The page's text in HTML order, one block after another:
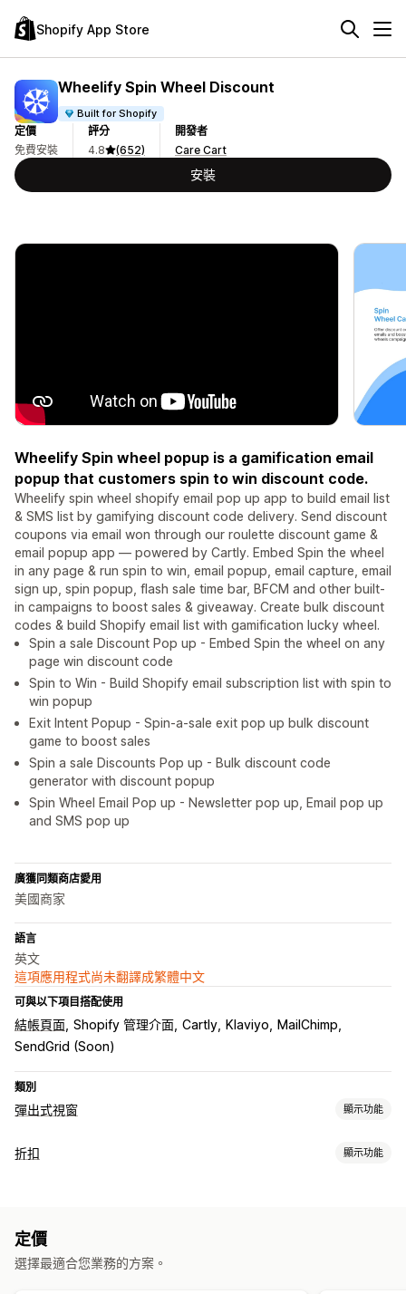
Shopify App Store
Wheelify Spin Wheel Discount
Built for Shopify
定價
免費安裝
評分
4.8
(652)
開發者
Care Cart
安裝
Wheelify Spin wheel popup is a gamification email
popup that customers spin to win discount code.
Wheelify spin wheel shopify email pop up app to build email list
& SMS list by gamifying discount code delivery. Send discount
coupons via email won through our roulette discount game &
email popup app — powered by Cartly. Embed Spin the wheel
in any page & run spin to win, email popup, email capture, email
sign up, spin popup, flash sale time bar, BFCM and other built-
in campaigns to boost sales & giveaway. Create bulk discount
codes & build Shopify email list with gamification lucky wheel.
Spin a sale Discount Pop up - Embed Spin the wheel on any
page win discount code
Spin to Win - Build Shopify email subscription list with spin to
win popup
Exit Intent Popup - Spin-a-sale exit pop up bulk discount
game to boost sales
Spin a sale Discounts Pop up - Bulk discount code
generator with discount popup
Spin Wheel Email Pop up - Newsletter pop up, Email pop up
and SMS pop up
廣獲同類商店愛用
美國商家
語言
英文
這項應用程式尚未翻譯成繁體中文
可與以下項目搭配使用
結帳頁面 Shopify 管理介面 Cartly Klaviyo
MailChimp
SendGrid (Soon)
類別
彈出式視窗 顯示功能
彈出式視窗類型
管理彈出式視窗
折扣 顯示功能
購物車折扣
自訂折扣
定價
選擇最適合您業務的方案。